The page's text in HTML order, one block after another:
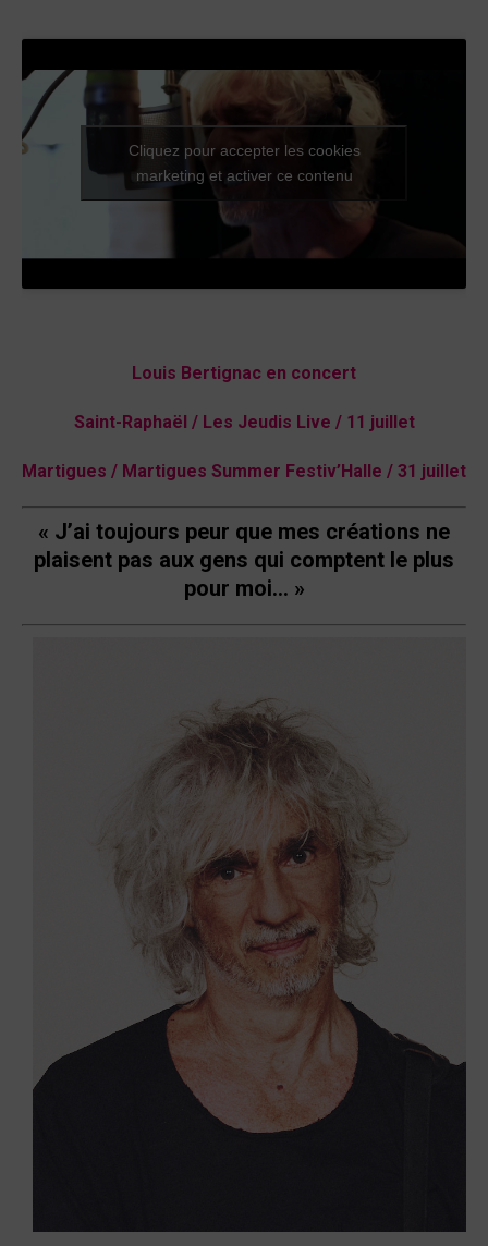
Cliquez pour accepter les cookies
marketing et activer ce contenu
Louis Bertignac en concert
Saint-Raphaël / Les Jeudis Live / 11 juillet
Martigues / Martigues Summer Festiv’Halle / 31 juillet
« J’ai toujours peur que mes créations ne
plaisent pas aux gens qui comptent le plus
pour moi… »